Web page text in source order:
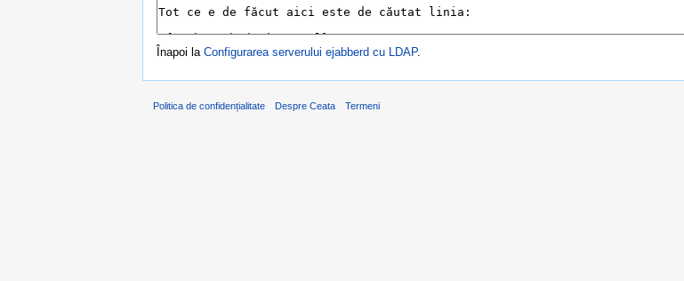
Înapoi la Configurarea serverului ejabberd cu LDAP.
Politica de confidențialitate Despre Ceata Termeni